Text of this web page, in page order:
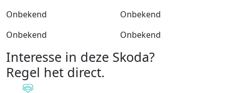
Onbekend
Onbekend
Onbekend
Onbekend
Interesse in deze Skoda?
Regel het direct.